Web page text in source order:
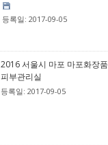
등록일: 2017-09-05
2016 서울시 마포 마포화장품
피부관리실
등록일: 2017-09-05